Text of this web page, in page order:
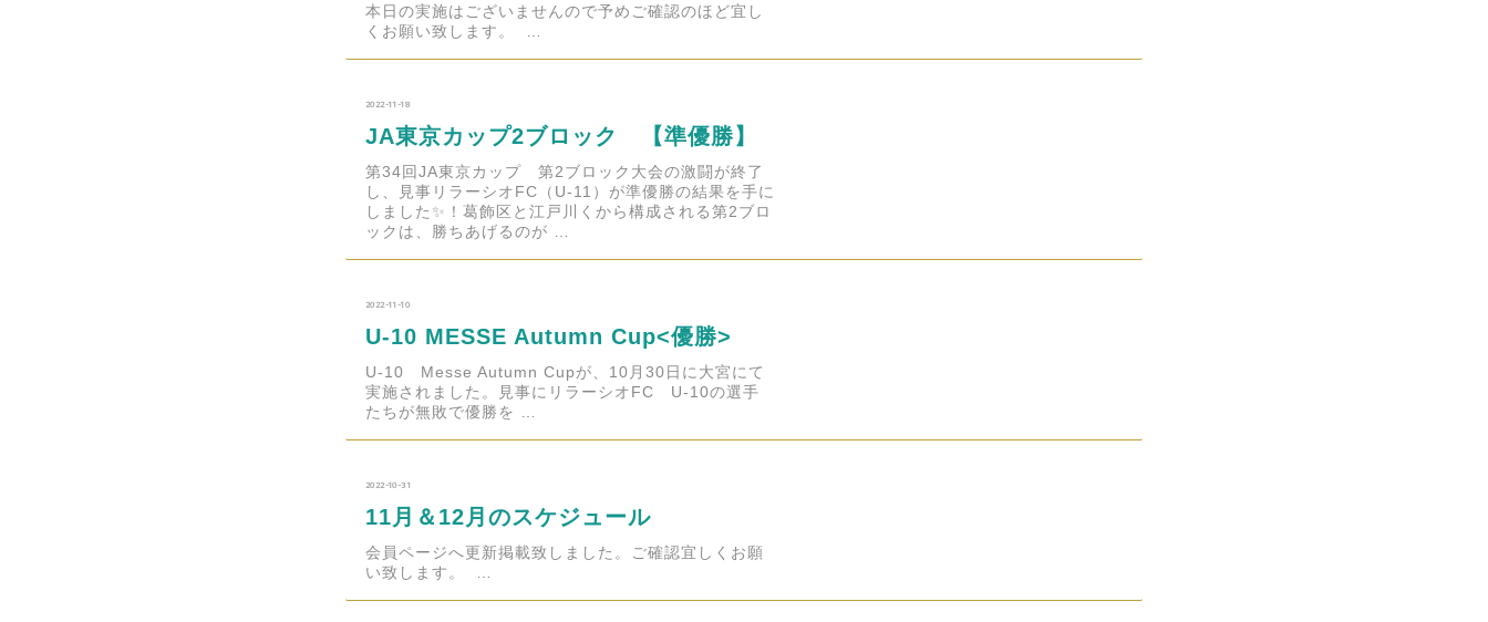
本日の実施はございませんので予めご確認のほど宜し
くお願い致します。 …
JA東京カップ2ブロック 【準優勝】
2022-11-18
第34回JA東京カップ 第2ブロック大会の激闘が終了
し、見事リラーシオFC（U-11）が準優勝の結果を手に
しました✨！葛飾区と江戸川くから構成される第2ブロ
ックは、勝ちあげるのが …
U-10 MESSE Autumn Cup<優勝>
2022-11-10
U-10 Messe Autumn Cupが、10月30日に大宮にて
実施されました。見事にリラーシオFC U-10の選手
たちが無敗で優勝を …
11月＆12月のスケジュール
2022-10-31
会員ページへ更新掲載致しました。ご確認宜しくお願
い致します。 …